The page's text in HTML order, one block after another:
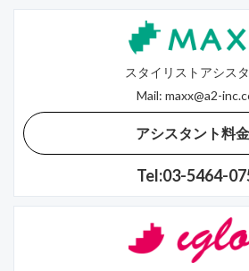
スタイリストアシス
Mail: maxx@a2-
アシスタント料
Tel:03-5464-